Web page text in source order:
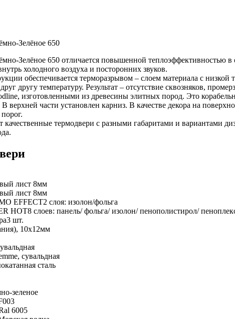
Зелёное 650
Зелёное 650 отличается повышенной
холодного воздуха и посторонних звуков.
обеспечивается терморазрывом – слоем материала с
другу температуру. Результат – отсутствие сквозняков,
изготовленными из древесины элитных пород. Это
верхней части установлен карниз. В качестве декора на
качественные термодвери с разными габаритами и вариантами
лист 8мм
лист 8мм
EFFECT2 слоя: изолон/фольга
НОТ8 слоев: панель/ фольга/ изолон/ пенополистирол/
3 шт.
10x12мм
сувальдная
сталь
зеленое
6005